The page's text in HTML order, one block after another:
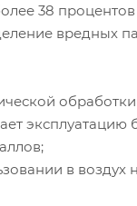
38
вредных
в